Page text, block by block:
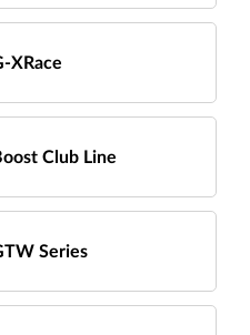
XRace
Club Line
Series